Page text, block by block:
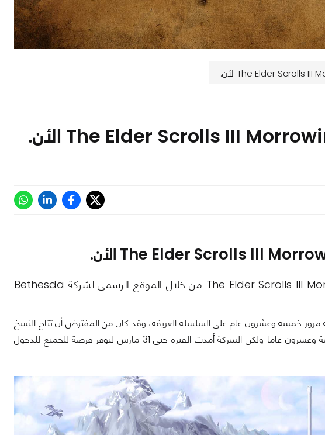
يمكنك الآن الحصول على نسختك المجانية من لعبة The Elder Scrolls III Morrowind من خلال الموقع الرسمى لشركة Bethesda
مرور خمسة وعشرون عام على السلسلة العريقة، وقد كان من المفترض أن تتاح النسخ
المجانية يوم 25 مارس فقط وهو اليوم الذي تتم فيه السلسلة الخمسة وعشرون عاما ولكن الشركة أمدت الفترة حتى 31 مارس لتوفر فرصة للجميع للدخول